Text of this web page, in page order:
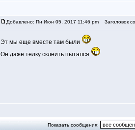
Добавлено: Пн Июн 05, 2017 11:46 pm Заголовок
Эт мы еще вместе там были
Он даже телку склеить пытался
Показать сообщения: